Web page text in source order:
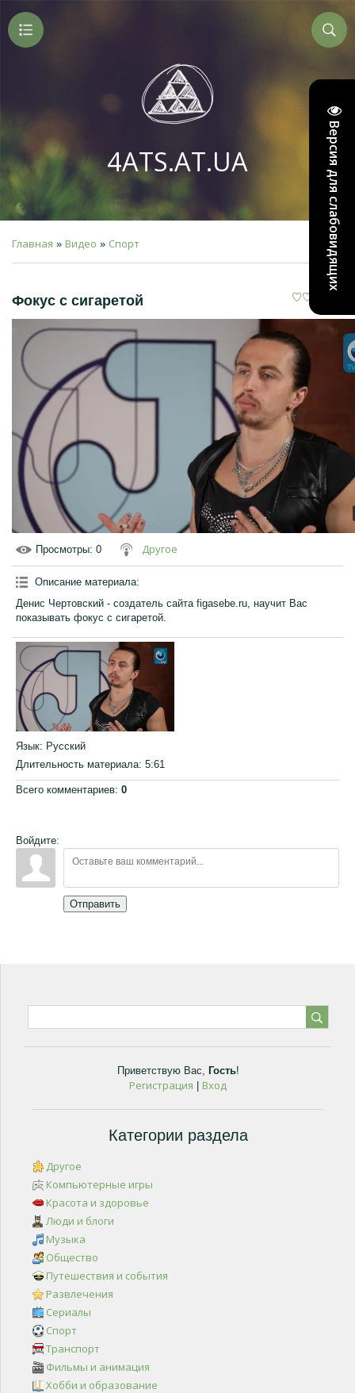
Версия для слабовидящих
4ATS.AT.UA
Главная » Видео » Спорт
Фокус с сигаретой
Просмотры: 0 Другое
Описание материала:
Денис Чертовский - создатель сайта figasebe.ru, научит Вас
показывать фокус с сигаретой.
Язык: Русский
Длительность материала: 5:61
Всего комментариев: 0
Войдите:
Отправить
Приветствую Вас Гость!
Регистрация | Вход
Категории раздела
Другое
Компьютерные игры
Красота и здоровье
Люди и блоги
Музыка
Общество
Путешествия и события
Развлечения
Сериалы
Спорт
Транспорт
Фильмы и анимация
Хобби и образование